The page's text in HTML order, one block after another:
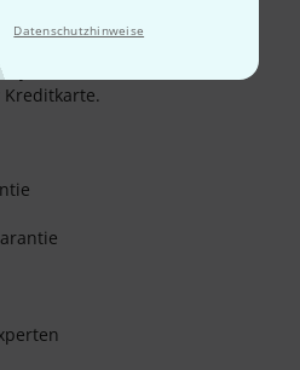
Datenschutzhinweise
sicher per Nachnahme,
Kreditkarte.